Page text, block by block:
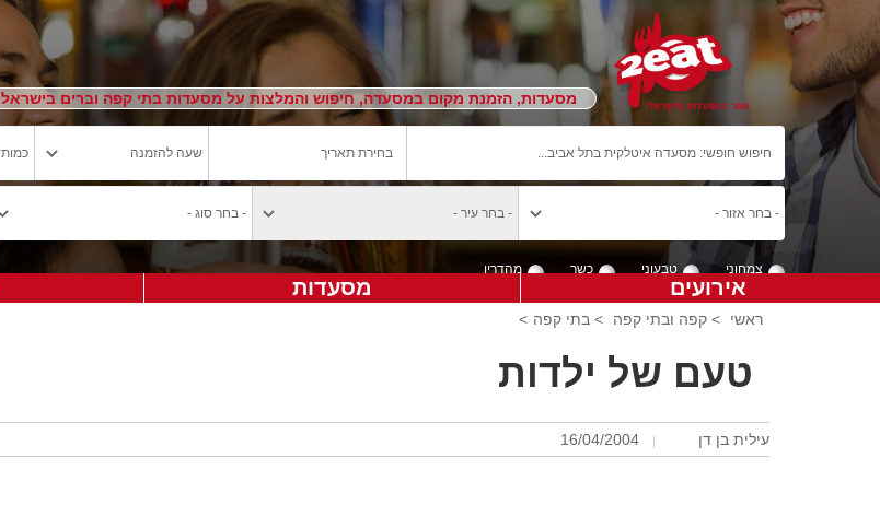
מסעדות, הזמנת מקום במסעדה, חיפוש והמלצות על מסעדות בתי קפה וברים בישראל
צמחוני טבעוני כשר מהדרין
אירועים מסעדות
ראשי > קפה ובתי קפה > בתי קפה >
טעם של ילדות
עילית בן דן 16/04/2004